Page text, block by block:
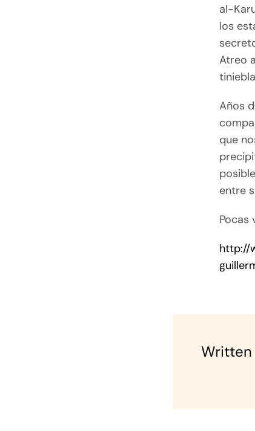
al-
los
Atreo
Años
que
entre
Pocas
http://
Written